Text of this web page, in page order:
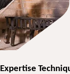
Expertise